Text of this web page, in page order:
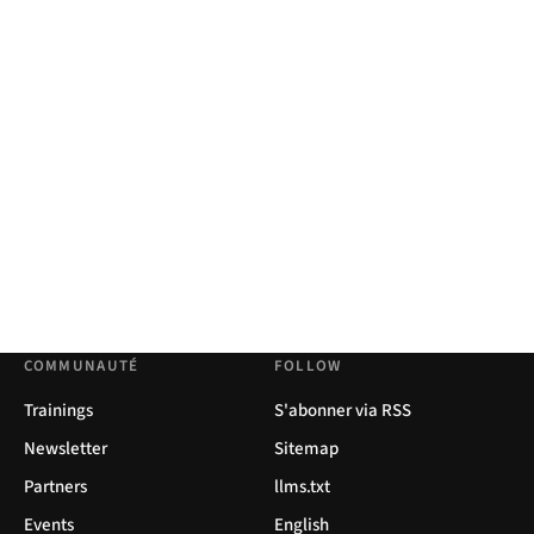
COMMUNAUTÉ
Trainings
Newsletter
Partners
Events
FOLLOW
S'abonner via RSS
Sitemap
llms.txt
English